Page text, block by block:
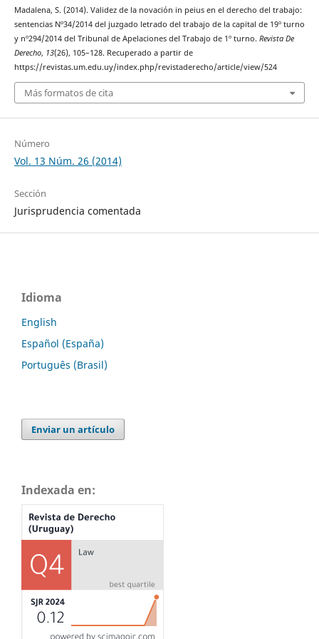
Madalena, S. (2014). Validez de la novación in peius en el derecho del trabajo:
sentencias Nº34/2014 del juzgado letrado del trabajo de la capital de 19º turno
y nº294/2014 del Tribunal de Apelaciones del Trabajo de 1º turno. Revista De
Derecho, 13(26), 105–128. Recuperado a partir de
https://revistas.um.edu.uy/index.php/revistaderecho/article/view/524
Más formatos de cita
Número
Vol. 13 Núm. 26 (2014)
Sección
Jurisprudencia comentada
Idioma
English
Español (España)
Português (Brasil)
Enviar un artículo
Indexada en: